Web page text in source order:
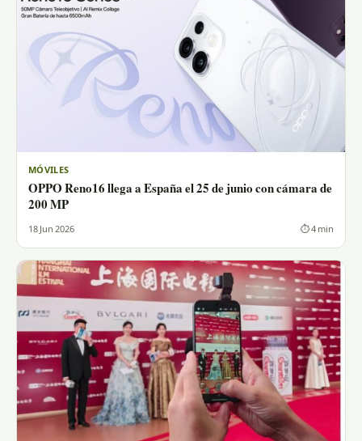
MÓVILES
OPPO Reno16 llega a España el 25 de junio con cámara de
200 MP
18 Jun 2026 ⏱ 4 min